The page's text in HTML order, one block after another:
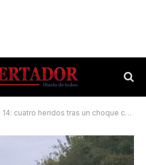
heridos tras un choque cerca de Colonia Liebig